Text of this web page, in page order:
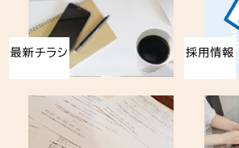
最新チラシ 採用情報